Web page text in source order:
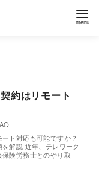
約はリモート
ト対応も可能ですか？
解説 近年、テレワーク
険労務士とのやり取